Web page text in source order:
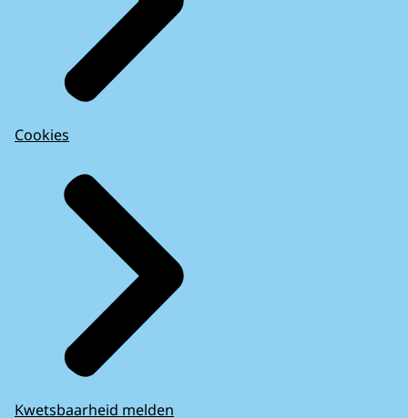
Cookies
Kwetsbaarheid melden